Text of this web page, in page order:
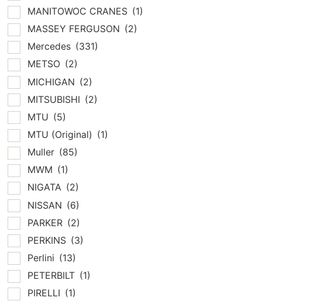
MANITOWOC CRANES (1)
MASSEY FERGUSON (2)
Mercedes (331)
METSO (2)
MICHIGAN (2)
MITSUBISHI (2)
MTU (5)
MTU (Original) (1)
Muller (85)
MWM (1)
NIGATA (2)
NISSAN (6)
PARKER (2)
PERKINS (3)
Perlini (13)
PETERBILT (1)
PIRELLI (1)